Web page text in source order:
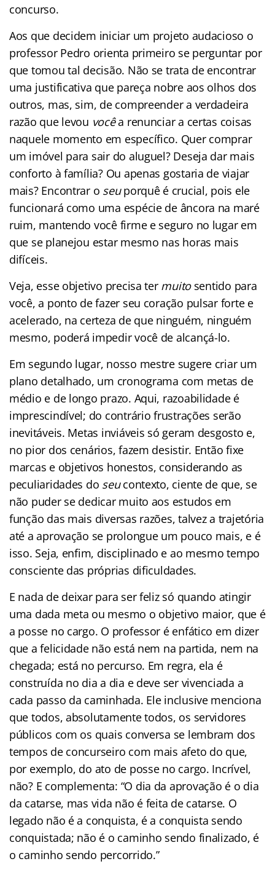
concurso.
Aos que decidem iniciar um projeto audacioso o
professor Pedro orienta primeiro se perguntar por
que tomou tal decisão. Não se trata de encontrar
uma justificativa que pareça nobre aos olhos dos
outros, mas, sim, de compreender a verdadeira
razão que levou vocêa renunciar a certas coisas
naquele momento em específico. Quer comprar
um imóvel para sair do aluguel? Deseja dar mais
conforto à família? Ou apenas gostaria de viajar
mais? Encontrar o seuporquê é crucial, pois ele
funcionará como uma espécie de âncora na maré
ruim, mantendo você firme e seguro no lugar em
que se planejou estar mesmo nas horas mais
difíceis.
Veja, esse objetivo precisa ter muitosentido para
você, a ponto de fazer seu coração pulsar forte e
acelerado, na certeza de que ninguém, ninguém
mesmo, poderá impedir você de alcançá-lo.
Em segundo lugar, nosso mestre sugere criar um
plano detalhado, um cronograma com metas de
médio e de longo prazo. Aqui, razoabilidade é
imprescindível; do contrário frustrações serão
inevitáveis. Metas inviáveis só geram desgosto e,
no pior dos cenários, fazem desistir. Então fixe
marcas e objetivos honestos, considerando as
peculiaridades do seucontexto, ciente de que, se
não puder se dedicar muito aos estudos em
função das mais diversas razões, talvez a trajetória
até a aprovação se prolongue um pouco mais, e é
isso. Seja, enfim, disciplinado e ao mesmo tempo
consciente das próprias dificuldades.
E nada de deixar para ser feliz só quando atingir
uma dada meta ou mesmo o objetivo maior, que é
a posse no cargo. O professor é enfático em dizer
que a felicidade não está nem na partida, nem na
chegada; está no percurso. Em regra, ela é
construída no dia a dia e deve ser vivenciada a
cada passo da caminhada. Ele inclusive menciona
que todos, absolutamente todos, os servidores
públicos com os quais conversa se lembram dos
tempos de concurseiro com mais afeto do que,
por exemplo, do ato de posse no cargo. Incrível,
não? E complementa: “O dia da aprovação é o dia
da catarse, mas vida não é feita de catarse. O
legado não é a conquista, é a conquista sendo
conquistada; não é o caminho sendo finalizado, é
o caminho sendo percorrido.”